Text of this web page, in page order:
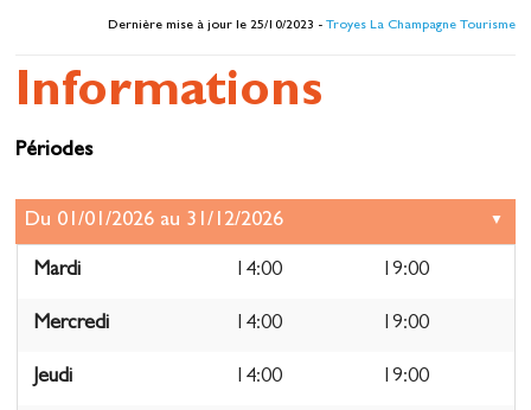
Dernière mise à jour le 25/10/2023 -Troyes La Champagne Tourisme
Informations
Périodes
Mardi 14:00 19:00
Mercredi 14:00 19:00
Jeudi 14:00 19:00